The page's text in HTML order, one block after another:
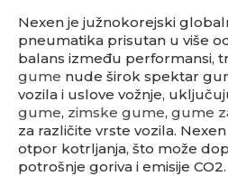
Nexen je južnokorejski
pneumatika prisutan u više
balans između performansi,
gume nude širok spektar
vozila i uslove vožnje,
gume, zimske gume, gume
za različite vrste vozila.
otpor kotrljanja, što može
potrošnje goriva i emisije CO2.